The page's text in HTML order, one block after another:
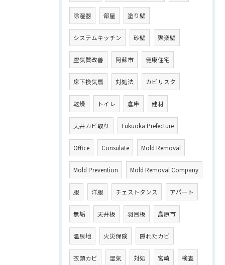
除湿器 部屋 塗り壁
システムキッチン 砂壁 聚楽壁
空気質改善 阿蘇市 健康住宅
床下換気扇 対処法 カビリスク
乾燥 トイレ 倉庫 建材
天井カビ取り Fukuoka Prefecture
Office Consulate Mold Removal
Mold Prevention Mold Removal Company
服 洋服 チェストタンス アパート
無垢 天井板 羽目板 島原市
温泉地 火災保険 隠れたカビ
衣類カビ 湿気 対処 宮崎 検査